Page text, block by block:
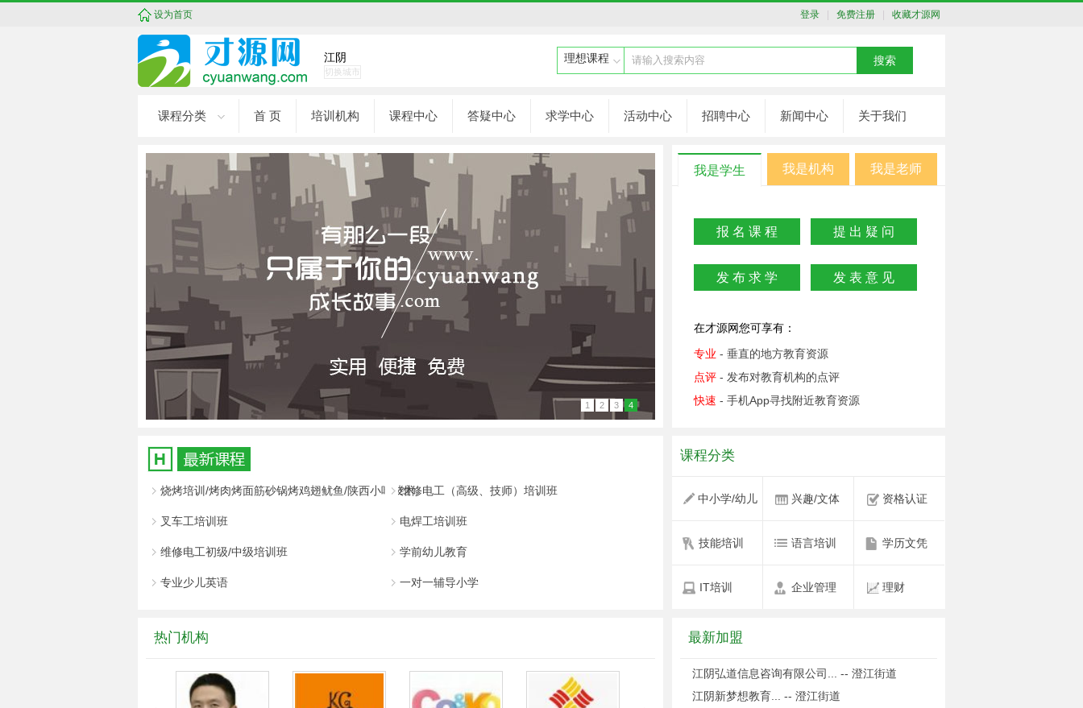
设为首页 登录 免费注册 收藏才源网
江阴
切换城市
请输入搜索内容
课程分类 首 页 培训机构 课程中心 答疑中心 求学中心 活动中心 招聘中心 新闻中心 关于我们
1 2 3 4
我是学生 我是机构 我是老师
报 名 课 程 提 出 疑 问
发 布 求 学 发 表 意 见
在才源网您可享有：
专业 - 垂直的地方教育资源
点评 - 发布对教育机构的点评
快速 - 手机App寻找附近教育资源
烧烤培训/烤肉烤面筋砂锅烤鸡翅鱿鱼/陕西小吃技术维修电工（高级、技师）培训班
叉车工培训班 电焊工培训班
维修电工初级/中级培训班 学前幼儿教育
专业少儿英语 一对一辅导小学
课程分类
中小学/幼儿 兴趣/文体 资格认证
技能培训 语言培训 学历文凭
IT培训 企业管理 理财
热门机构 最新加盟
江阴弘道信息咨询有限公司... -- 澄江街道
江阴新梦想教育... -- 澄江街道